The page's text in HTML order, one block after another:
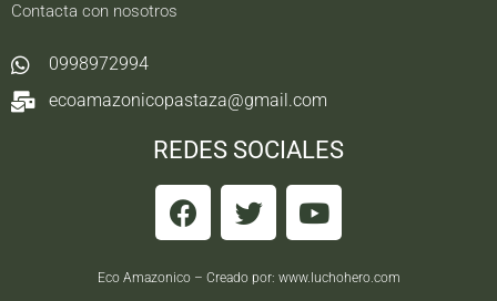
Contacta con nosotros
0998972994
ecoamazonicopastaza@gmail.com
REDES SOCIALES
Eco Amazonico – Creado por: www.luchohero.com